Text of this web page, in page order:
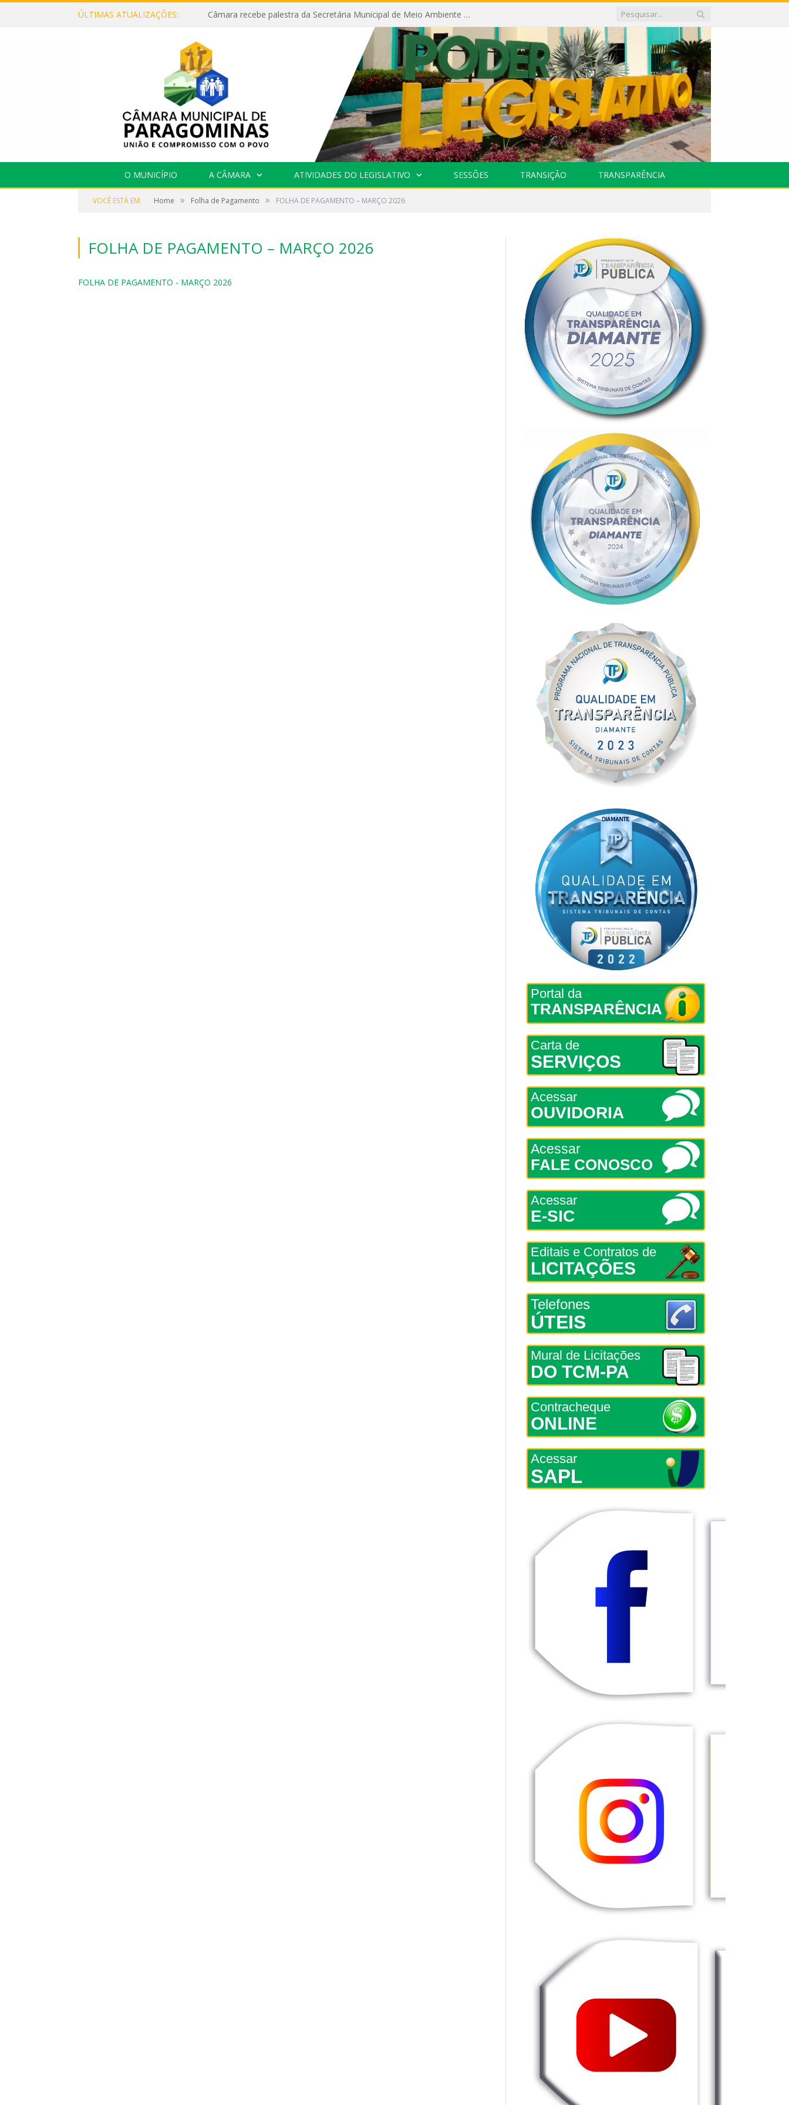
ÚLTIMAS ATUALIZAÇÕES: Câmara recebe palestra da Secretária Municipal de Meio Ambiente sobre as ações da “SEMANA DO MEIO AMBIENTE”
O MUNICÍPIO A CÂMARA ATIVIDADES DO LEGISLATIVO SESSÕES TRANSIÇÃO TRANSPARÊNCIA
VOCÊ ESTÁ EM: Home » Folha de Pagamento » FOLHA DE PAGAMENTO – MARÇO 2026
FOLHA DE PAGAMENTO – MARÇO 2026
FOLHA DE PAGAMENTO - MARÇO 2026
Portal da
TRANSPARÊNCIA
Carta de
SERVIÇOS
Acessar
OUVIDORIA
Acessar
FALE CONOSCO
Acessar
E-SIC
Editais e Contratos de
LICITAÇÕES
Telefones
ÚTEIS
Mural de Licitações
DO TCM-PA
Contracheque
ONLINE
Acessar
SAPL